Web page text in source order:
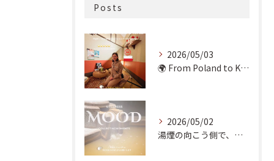
Posts
2026/05/03
🌍 From Poland to Kyoto! 🇵🇱✨
2026/05/02
湯煙の向こう側で、魂の輪郭を整える。